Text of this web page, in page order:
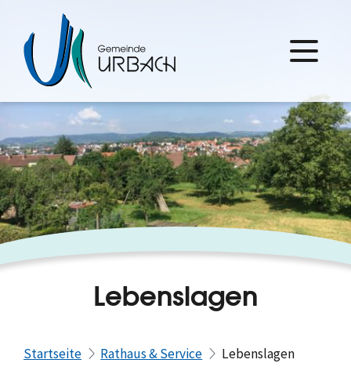
Lebenslagen
Startseite Rathaus & Service Lebenslagen